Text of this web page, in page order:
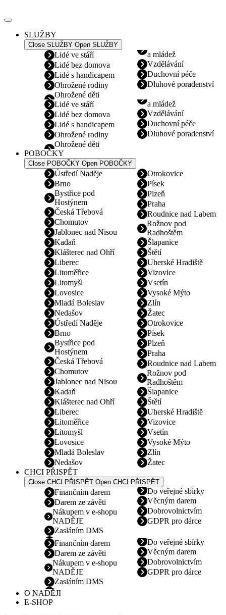
k
SLUŽBY
Close SLUŽBY Open SLUŽBY
Lidé ve stáří
Lidé bez domova
Lidé s handicapem
Ohrožené rodiny
Ohrožené děti
a mládež
Vzdělávání
Duchovní péče
Dluhové poradenství
Lidé ve stáří
Lidé bez domova
Lidé s handicapem
Ohrožené rodiny
Ohrožené děti
a mládež
Vzdělávání
Duchovní péče
Dluhové poradenství
POBOČKY
Close POBOČKY Open POBOČKY
Ústředí Naděje
Brno
Bystřice pod
Hostýnem
Česká Třebová
Chomutov
Jablonec nad Nisou
Kadaň
Klášterec nad Ohří
Liberec
Litoměřice
Litomyšl
Lovosice
Mladá Boleslav
Nedašov
Otrokovice
Písek
Plzeň
Praha
Roudnice nad Labem
Rožnov pod
Radhoštěm
Šlapanice
Štětí
Uherské Hradiště
Vizovice
Vsetín
Vysoké Mýto
Zlín
Žatec
Ústředí Naděje
Brno
Bystřice pod
Hostýnem
Česká Třebová
Chomutov
Jablonec nad Nisou
Kadaň
Klášterec nad Ohří
Liberec
Litoměřice
Litomyšl
Lovosice
Mladá Boleslav
Nedašov
Otrokovice
Písek
Plzeň
Praha
Roudnice nad Labem
Rožnov pod
Radhoštěm
Šlapanice
Štětí
Uherské Hradiště
Vizovice
Vsetín
Vysoké Mýto
Zlín
Žatec
CHCI PŘISPĚT
Close CHCI PŘISPĚT Open CHCI PŘISPĚT
Finančním darem
Darem ze závěti
Nákupem v e-shopu
NADĚJE
Zasláním DMS
Do veřejné sbírky
Věcným darem
Dobrovolnictvím
GDPR pro dárce
Finančním darem
Darem ze závěti
Nákupem v e-shopu
NADĚJE
Zasláním DMS
Do veřejné sbírky
Věcným darem
Dobrovolnictvím
GDPR pro dárce
O NADĚJI
E-SHOP